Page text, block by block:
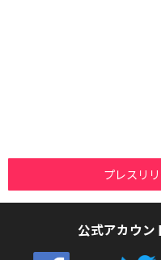
プレスリ
公式アカウン